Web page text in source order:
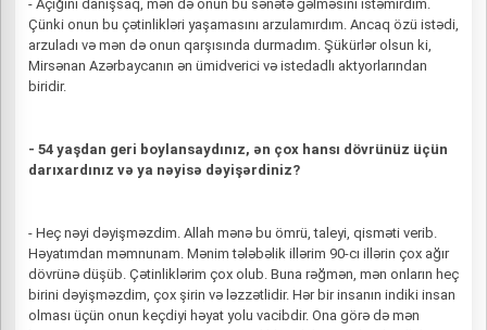
- Açığını danışsaq, mən də onun bu sənətə gəlməsini istəmirdim.
Çünki onun bu çətinlikləri yaşamasını arzulamırdım. Ancaq özü istədi,
arzuladı və mən də onun qarşısında durmadım. Şükürlər olsun ki,
Mirsənan Azərbaycanın ən ümidverici və istedadlı aktyorlarından
biridir.
- 54 yaşdan geri boylansaydınız, ən çox hansı dövrünüz üçün
darıxardınız və ya nəyisə dəyişərdiniz?
- Heç nəyi dəyişməzdim. Allah mənə bu ömrü, taleyi, qisməti verib.
Həyatımdan məmnunam. Mənim tələbəlik illərim 90-cı illərin çox ağır
dövrünə düşüb. Çətinliklərim çox olub. Buna rəğmən, mən onların heç
birini dəyişməzdim, çox şirin və ləzzətlidir. Hər bir insanın indiki insan
olması üçün onun keçdiyi həyat yolu vacibdir. Ona görə də mən